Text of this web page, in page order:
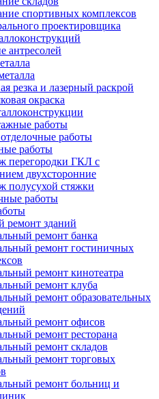
спортивных комплексов
проектировщика
антресолей
резка и лазерный раскрой
окраска
работы
работы
работы
перегородки ГКЛ с
двухсторонние
полусухой стяжки
работы
ремонт зданий
ремонт банка
ремонт гостиничных
ремонт кинотеатра
ремонт клуба
ремонт образовательных
ремонт офисов
ремонт ресторана
ремонт складов
ремонт торговых
ремонт больниц и